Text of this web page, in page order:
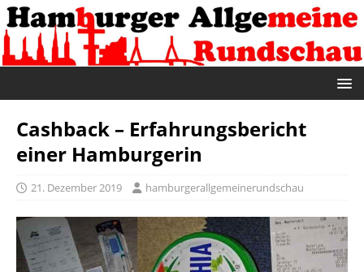
Cashback – Erfahrungsbericht
einer Hamburgerin
21. Dezember 2019 hamburgerallgemeinerundschau